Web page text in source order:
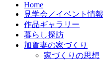
Home
見学会／イベント情報
作品ギャラリー
暮らし探訪
加賀妻の家づくり
家づくりの思想